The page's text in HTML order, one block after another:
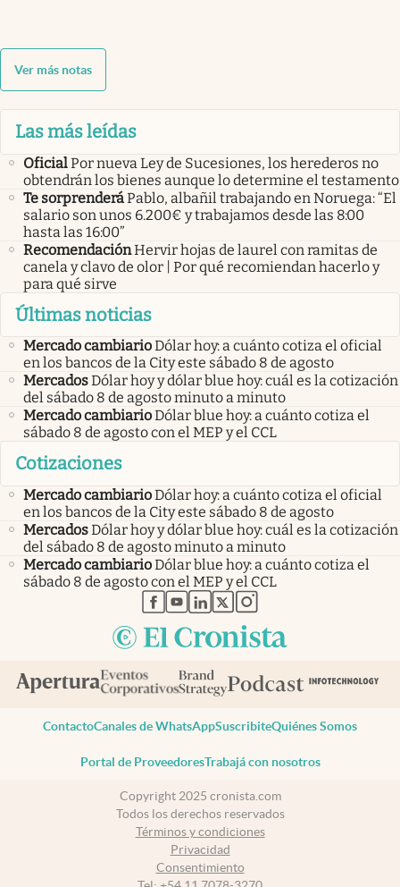
Ver más notas
Las más leídas
OficialPor nueva Ley de Sucesiones, los herederos no
obtendrán los bienes aunque lo determine el testamento
Te sorprenderáPablo, albañil trabajando en Noruega: “El
salario son unos 6.200€ y trabajamos desde las 8:00
hasta las 16:00”
RecomendaciónHervir hojas de laurel con ramitas de
canela y clavo de olor | Por qué recomiendan hacerlo y
para qué sirve
Últimas noticias
Mercado cambiarioDólar hoy: a cuánto cotiza el oficial
en los bancos de la City este sábado 8 de agosto
MercadosDólar hoy y dólar blue hoy: cuál es la cotización
del sábado 8 de agosto minuto a minuto
Mercado cambiarioDólar blue hoy: a cuánto cotiza el
sábado 8 de agosto con el MEP y el CCL
Cotizaciones
Mercado cambiarioDólar hoy: a cuánto cotiza el oficial
en los bancos de la City este sábado 8 de agosto
MercadosDólar hoy y dólar blue hoy: cuál es la cotización
del sábado 8 de agosto minuto a minuto
Mercado cambiarioDólar blue hoy: a cuánto cotiza el
sábado 8 de agosto con el MEP y el CCL
abre en nueva pestaña
abre en nueva pestaña
abre en nueva pestaña
abre en nueva pestaña
abre en nueva pestaña
ContactoCanales de WhatsAppSuscribiteQuiénes Somos
Portal de ProveedoresTrabajá con nosotros
Copyright 2025 cronista.com
Todos los derechos reservados
Términos y condiciones
Privacidad
Consentimiento